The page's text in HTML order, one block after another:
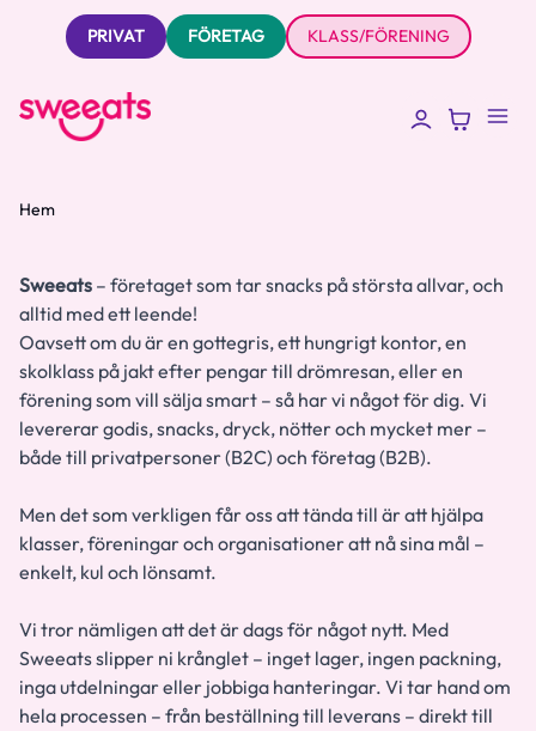
PRIVAT FÖRETAG KLASS/FÖRENING
Hem
Sweeats – företaget som tar snacks på största allvar, och
alltid med ett leende!
Oavsett om du är en gottegris, ett hungrigt kontor, en
skolklass på jakt efter pengar till drömresan, eller en
förening som vill sälja smart – så har vi något för dig. Vi
levererar godis, snacks, dryck, nötter och mycket mer –
både till privatpersoner (B2C) och företag (B2B).
Men det som verkligen får oss att tända till är att hjälpa
klasser, föreningar och organisationer att nå sina mål –
enkelt, kul och lönsamt.
Vi tror nämligen att det är dags för något nytt. Med
Sweeats slipper ni krånglet – inget lager, ingen packning,
inga utdelningar eller jobbiga hanteringar. Vi tar hand om
hela processen – från beställning till leverans – direkt till